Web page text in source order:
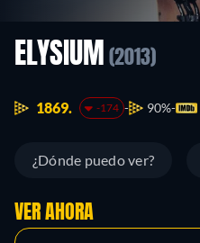
ELYSIUM (2013)
1869. -174 90%
¿Dónde puedo ver?
VER AHORA